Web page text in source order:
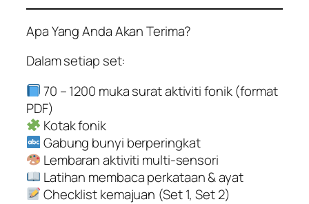
Apa Yang Anda Akan Terima?
Dalam setiap set:
70 – 1200 muka surat aktiviti fonik (format
PDF)
Kotak fonik
Gabung bunyi berperingkat
Lembaran aktiviti multi-sensori
Latihan membaca perkataan & ayat
Checklist kemajuan (Set 1, Set 2)